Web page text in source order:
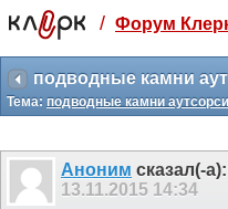
Святые
прекрасен:)
месяц
3 месяца
259
₽
-10%
/ Форум
подводные камни
Тема: подводные камни
Аноним сказал(-а):
13.11.2015 14:34